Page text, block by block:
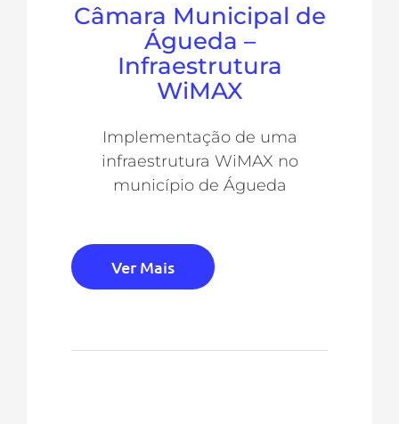
Câmara Municipal de
Águeda –
Infraestrutura
WiMAX
Implementação de uma
infraestrutura WiMAX no
município de Águeda
Ver Mais